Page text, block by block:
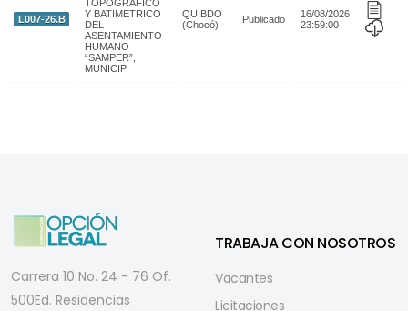
Carrera 10 No. 24 - 76 Of.
500Ed. Residencias
TRABAJA CON NOSOTROS
Vacantes
Licitaciones